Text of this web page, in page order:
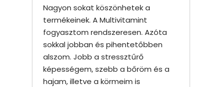
Nagyon sokat köszönhetek a
termékeinek. A Multivitamint
fogyasztom rendszeresen. Azóta
sokkal jobban és pihentetőbben
alszom. Jobb a stressztűrő
képességem, szebb a bőröm és a
hajam, illetve a körmeim is